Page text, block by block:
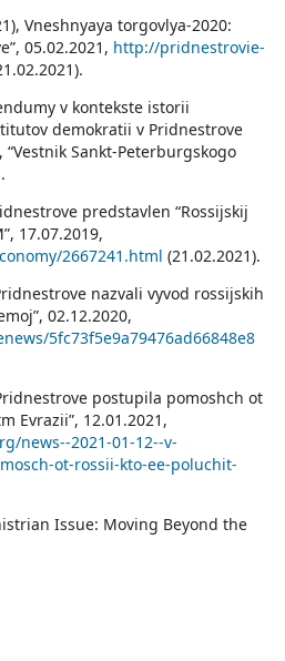
Vneshnyaya torgovlya-2020:
05.02.2021, http://pridnestrovie-
v kontekste istorii
demokratii v Pridnestrove
“Vestnik Sankt-Peterburgskogo
predstavlen “Rossijskij
17.07.2019,
2667241.html (21.02.2021).
nazvali vyvod rossijskih
02.12.2020,
5fc73f5e9a79476ad66848e8
postupila pomoshch ot
Evrazii”, 12.01.2021,
news--2021-01-12--v-
ot-rossii-kto-ee-poluchit-
Issue: Moving Beyond the